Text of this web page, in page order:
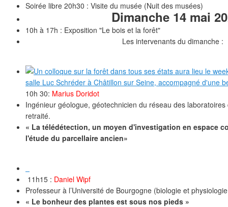
Soirée libre 20h30 : Visite du musée (Nuit des musées)
Dimanche 14 mai
10h à 17h : Exposition "Le bois et la forêt"
Les intervenants du dimanche :
10h 30: Marius Doridot
Ingénieur géologue, géotechnicien du réseau des
retraité.
« La télédétection, un moyen d'investigation en espace
l'étude du parcellaire ancien»
11h15 : Daniel Wipf
Professeur à l’Université de Bourgogne (biologie et
« Le bonheur des plantes est sous nos pieds »